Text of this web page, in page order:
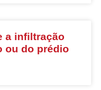
a infiltração
ou do prédio